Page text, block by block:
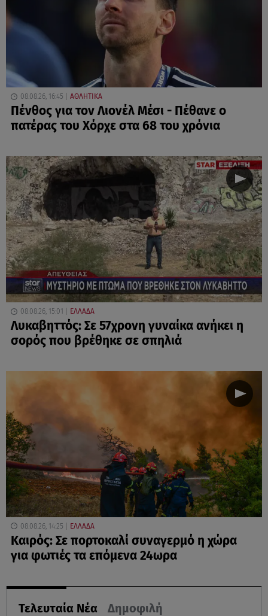
08.08.26, 16:45 ΑΘΛΗΤΙΚΑ
Πένθος για τον Λιονέλ Μέσι - Πέθανε ο
πατέρας του Χόρχε στα 68 του χρόνια
08.08.26, 15:01 ΕΛΛΑΔΑ
Λυκαβηττός: Σε 57χρονη γυναίκα ανήκει η
σορός που βρέθηκε σε σπηλιά
08.08.26, 14:25 ΕΛΛΑΔΑ
Καιρός: Σε πορτοκαλί συναγερμό η χώρα
για φωτιές τα επόμενα 24ωρα
Τελευταία Νέα Δημοφιλή